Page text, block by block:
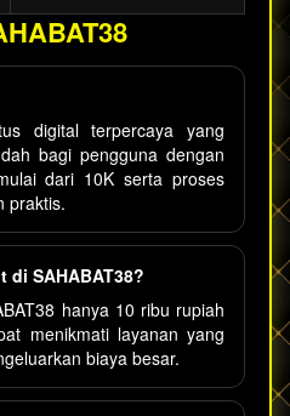
digital terpercaya yang
bagi pengguna dengan
dari 10K serta proses
praktis.
di SAHABAT38?
hanya 10 ribu rupiah
menikmati layanan yang
biaya besar.